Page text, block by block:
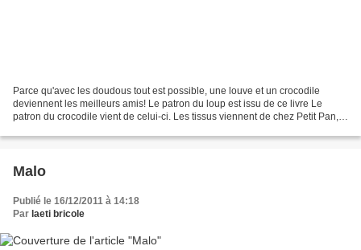
Parce qu'avec les doudous tout est possible, une louve et un crocodile
deviennent les meilleurs amis! Le patron du loup est issu de ce livre Le
patron du crocodile vient de celui-ci. Les tissus viennent de chez Petit Pan,
Malo
Publié le 16/12/2011 à 14:18
Par laeti bricole